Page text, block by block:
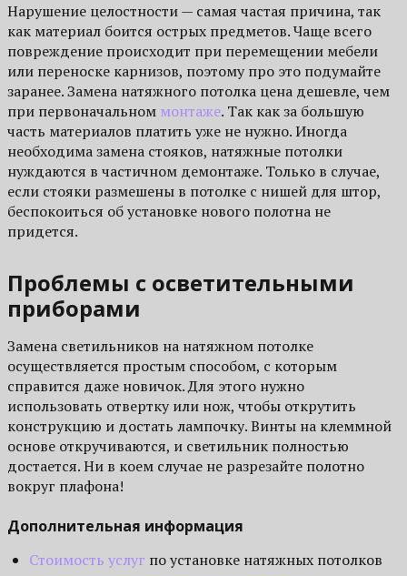
Нарушение целостности — самая частая причина, так
как материал боится острых предметов. Чаще всего
повреждение происходит при перемещении мебели
или переноске карнизов, поэтому про это подумайте
заранее. Замена натяжного потолка цена дешевле, чем
при первоначальном монтаже. Так как за большую
часть материалов платить уже не нужно. Иногда
необходима замена стояков, натяжные потолки
нуждаются в частичном демонтаже. Только в случае,
если стояки размешены в потолке с нишей для штор,
беспокоиться об установке нового полотна не
придется.
Проблемы с осветительными
приборами
Замена светильников на натяжном потолке
осуществляется простым способом, с которым
справится даже новичок. Для этого нужно
использовать отвертку или нож, чтобы открутить
конструкцию и достать лампочку. Винты на клеммной
основе откручиваются, и светильник полностью
достается. Ни в коем случае не разрезайте полотно
вокруг плафона!
Дополнительная информация
Стоимость услуг по установке натяжных потолков